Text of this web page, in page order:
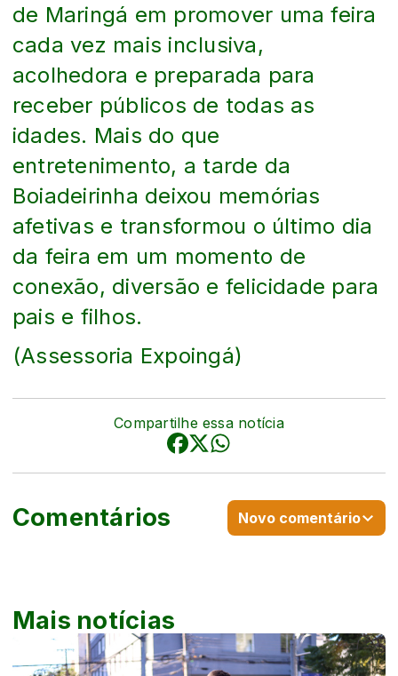
de Maringá em promover uma feira
cada vez mais inclusiva,
acolhedora e preparada para
receber públicos de todas as
idades. Mais do que
entretenimento, a tarde da
Boiadeirinha deixou memórias
afetivas e transformou o último dia
da feira em um momento de
conexão, diversão e felicidade para
pais e filhos.
(Assessoria Expoingá)
Compartilhe essa notícia
Comentários Novo comentário
Mais notícias